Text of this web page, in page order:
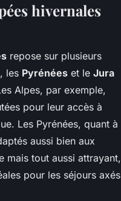
hivernales
repose sur plusieurs
, les Pyrénées et le Jura
Alpes, par exemple,
pour leur accès à
Les Pyrénées, quant à
aussi bien aux
mais tout aussi attrayant,
pour les séjours axés